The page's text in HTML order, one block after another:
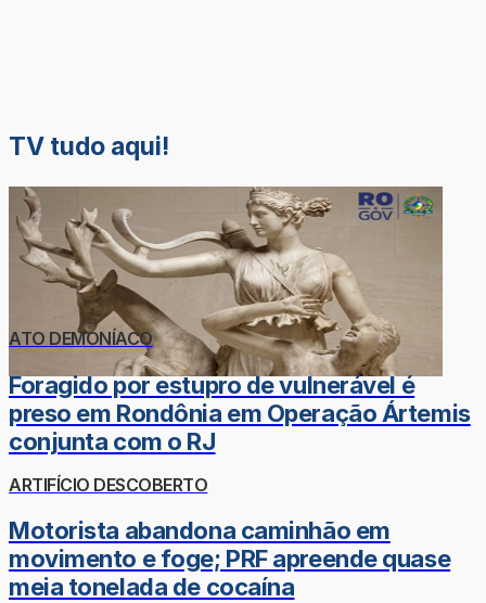
TV tudo aqui!
ATO DEMONÍACO
Foragido por estupro de vulnerável é
preso em Rondônia em Operação Ártemis
conjunta com o RJ
ARTIFÍCIO DESCOBERTO
Motorista abandona caminhão em
movimento e foge; PRF apreende quase
meia tonelada de cocaína